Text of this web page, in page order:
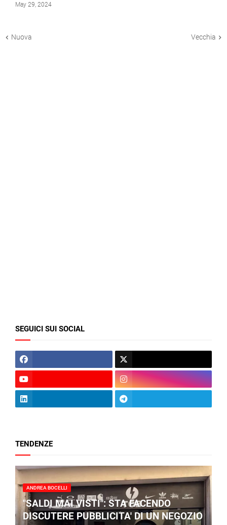
May 29, 2024
Nuova Vecchia
SEGUICI SUI SOCIAL
TENDENZE
ANDREA BOCELLI
"SALDI MAI VISTI": STA FACENDO
DISCUTERE PUBBLICITA' DI UN NEGOZIO